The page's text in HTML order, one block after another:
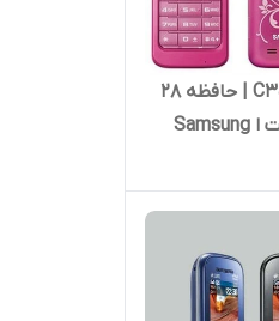
گوشی سامسونگ C3520 | حافظه 28
مگابایت رم 28 مگابایت ا Samsung
شرکتی)